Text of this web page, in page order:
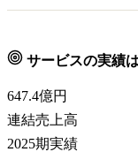
サービスの実績
647.4億円
連結売上高
2025期実績